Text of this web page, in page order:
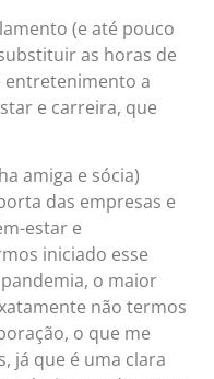
(e até pouco
as horas de
a
e carreira, que
amiga e sócia)
das empresas e
estar e
iniciado esse
o maior
não termos
o que me
já que é uma clara